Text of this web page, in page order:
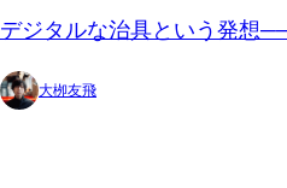
デジタルな治具という発想
大栁友飛